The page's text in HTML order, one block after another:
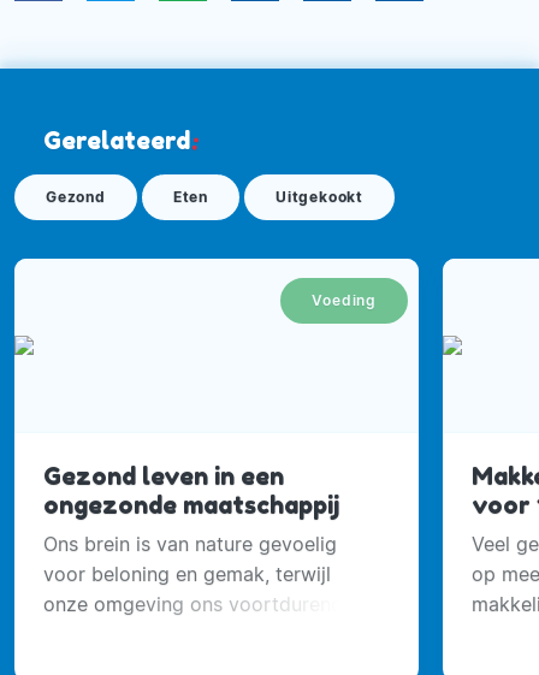
Gerelateerd:
Gezond Eten Uitgekookt
Voeding
Gezond leven in een
ongezonde maatschappij
Ons brein is van nature gevoelig
voor beloning en gemak, terwijl
onze omgeving ons voortdurend
voor
Veel
op